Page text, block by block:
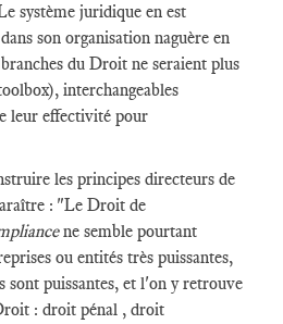
système juridique en est
son organisation naguère en
du Droit ne seraient plus
interchangeables
leur effectivité pour
les principes directeurs de
: "Le Droit de
ne semble pourtant
ou entités très puissantes,
sont puissantes, et l'on y retrouve
: droit pénal , droit